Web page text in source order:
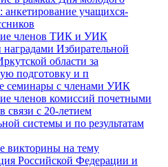
анкетирование учащихся-
членов ТИК и УИК
Избирательной
области за
подготовку и п
семинары с членами УИК
членов комиссий почетными
связи с 20-летием
системы и по результатам
викторины на тему
Российской Федерации и